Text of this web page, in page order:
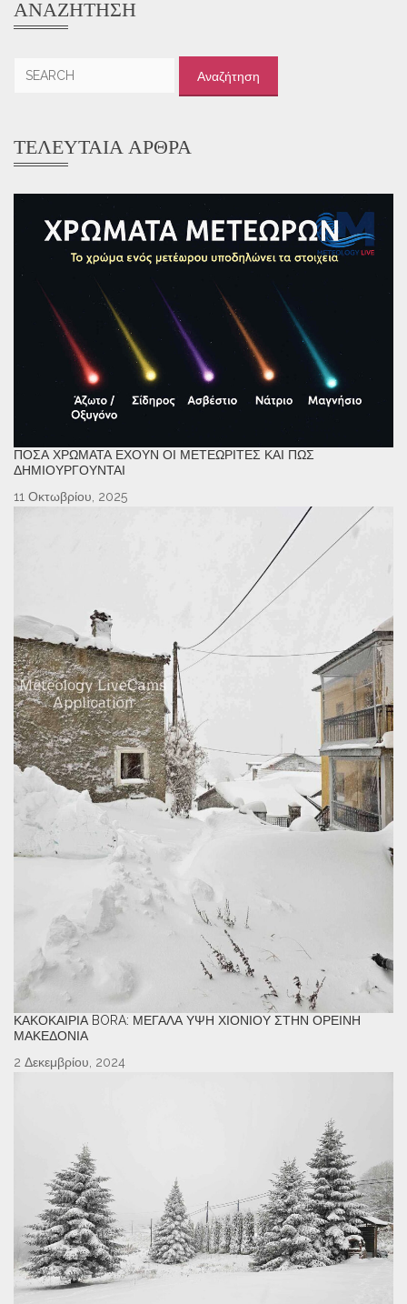
ΑΝΑΖΉΤΗΣΗ
ΤΕΛΕΥΤΑΊΑ ΆΡΘΡΑ
ΠΌΣΑ ΧΡΏΜΑΤΑ ΈΧΟΥΝ ΟΙ ΜΕΤΕΩΡΊΤΕΣ ΚΑΙ ΠΏΣ
ΔΗΜΙΟΥΡΓΟΎΝΤΑΙ
11 Οκτωβρίου, 2025
ΚΑΚΟΚΑΙΡΊΑ BORA: ΜΕΓΆΛΑ ΎΨΗ ΧΙΟΝΙΟΎ ΣΤΗΝ ΟΡΕΙΝΉ
ΜΑΚΕΔΟΝΊΑ
2 Δεκεμβρίου, 2024